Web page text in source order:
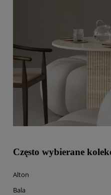
Często wybierane
Alton
Bala